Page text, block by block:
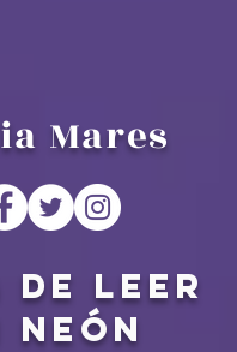
Mares
de Leer
Neón